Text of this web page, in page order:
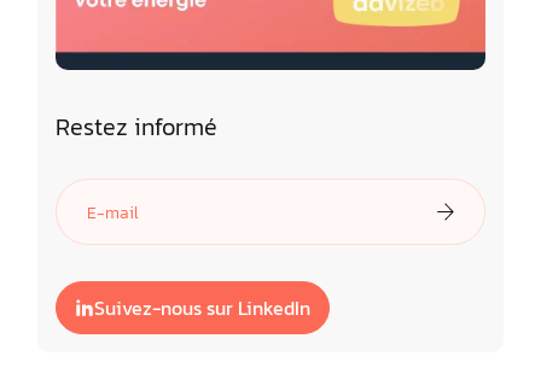
Restez informé
Suivez-nous sur LinkedIn